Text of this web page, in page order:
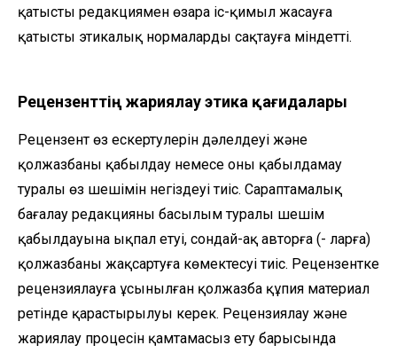
қатысты редакциямен өзара іс-қимыл жасауға
қатысты этикалық нормаларды сақтауға міндетті.
Рецензенттің жариялау этика қағидалары
Рецензент өз ескертулерін дәлелдеуі және
қолжазбаны қабылдау немесе оны қабылдамау
туралы өз шешімін негіздеуі тиіс. Сараптамалық
бағалау редакцияның басылым туралы шешім
қабылдауына ықпал етуі, сондай-ақ авторға (- ларға)
қолжазбаны жақсартуға көмектесуі тиіс. Рецензентке
рецензиялауға ұсынылған қолжазба құпия материал
ретінде қарастырылуы керек. Рецензиялау және
жариялау процесін қамтамасыз ету барысында